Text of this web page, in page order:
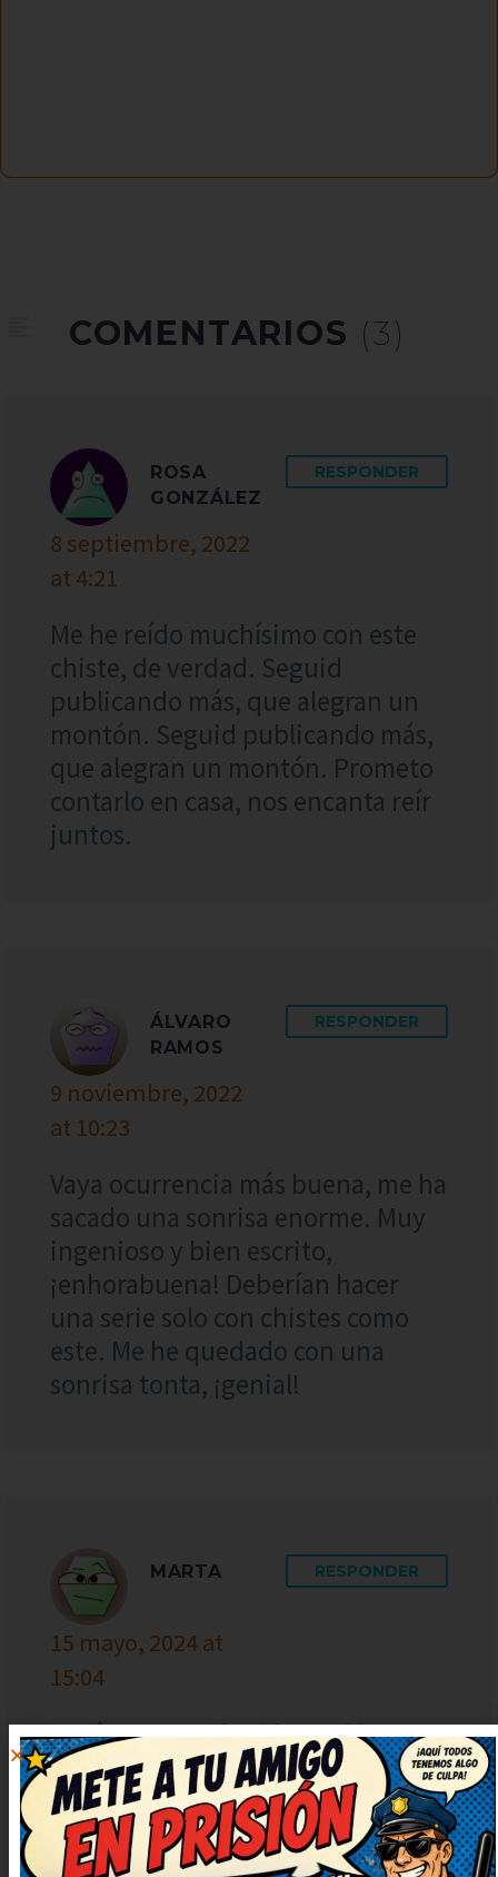
COMENTARIOS (3)
ROSA
GONZÁLEZ
8 septiembre, 2022
at 4:21
RESPONDER
Me he reído muchísimo con este
chiste, de verdad. Seguid
publicando más, que alegran un
montón. Seguid publicando más,
que alegran un montón. Prometo
contarlo en casa, nos encanta reír
juntos.
ÁLVARO
RAMOS
9 noviembre, 2022
at 10:23
RESPONDER
Vaya ocurrencia más buena, me ha
sacado una sonrisa enorme. Muy
ingenioso y bien escrito,
¡enhorabuena! Deberían hacer
una serie solo con chistes como
este. Me he quedado con una
sonrisa tonta, ¡genial!
MARTA
15 mayo, 2024 at
15:04
RESPONDER
¡Qué puntazo de chiste! El juego
de palabras está finísimo, me ha
sorprendido. Muy ingenioso y
bien escrito, ¡enhorabuena!
Humor del bueno, con gracia y sin